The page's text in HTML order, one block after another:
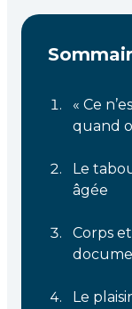
« Ce
quand
Le
âgée
Corps
Le